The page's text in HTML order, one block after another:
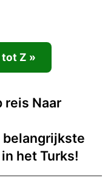
tot Z »
reis Naar
belangrijkste
het Turks!